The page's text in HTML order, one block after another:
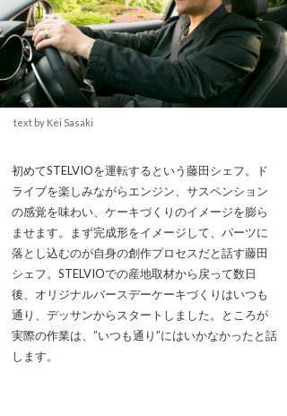
text by Kei Sasaki
初めてSTELVIOを運転するという藤田シェフ。ド
ライブを楽しみながらエンジン、サスペンション
の感覚を味わい、ケーキづくりのイメージを膨ら
ませます。まず完成形をイメージして、パーツに
落とし込むのが自身の創作プロセスだと話す藤田
シェフ。STELVIOでの産地取材から戻って数日
後、オリジナルバースデーケーキづくりはいつも
通り、デッサンからスタートしました。ところが
実際の作業は、”いつも通り”にはいかなかったと話
します。